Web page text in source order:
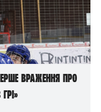
враження про